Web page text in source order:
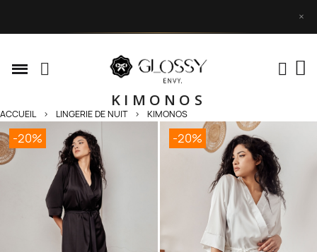
×
KIMONOS
ACCUEIL LINGERIE DE NUIT KIMONOS
-20% -20%